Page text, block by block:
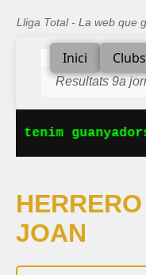
Lliga Total - La web que
Inici Clubs
Resultats 9a
tenim
JOAN